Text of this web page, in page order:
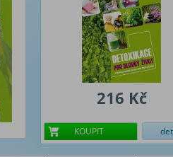
216 Kč
KOUPIT